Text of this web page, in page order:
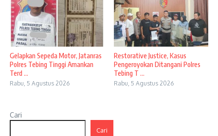
Gelapkan Sepeda Motor, Jatanras
Polres Tebing Tinggi Amankan
Terd ...
Rabu, 5 Agustus 2026
Restorative Justice, Kasus
Pengeroyokan Ditangani Polres
Tebing T ...
Rabu, 5 Agustus 2026
Cari
Cari